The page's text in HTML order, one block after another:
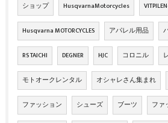
ショップ HusqvarnaMotorcycles
Husqvarna MOTORCYCLES アパレル用品
RS TAICHI DEGNER HJC コロニル
モトオークレンタル オシャレさん集まれ
ファッション シューズ ブーツ ファ